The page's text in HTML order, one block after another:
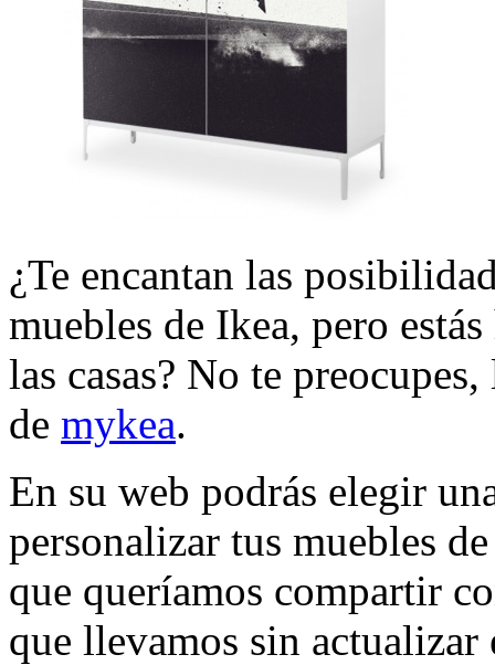
¿Te encantan las
muebles de Ikea, pero
las casas? No te
de mykea.
En su web podrás elegir
personalizar tus muebles
que queríamos compartir
que llevamos sin